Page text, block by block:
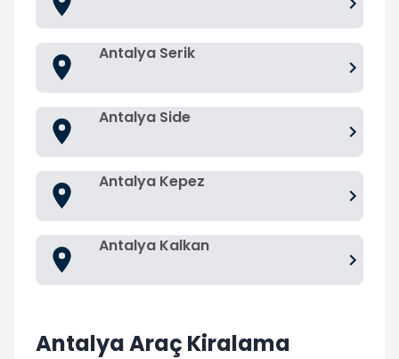
Antalya Serik
Antalya Side
Antalya Kepez
Antalya Kalkan
Antalya Araç Kiralama